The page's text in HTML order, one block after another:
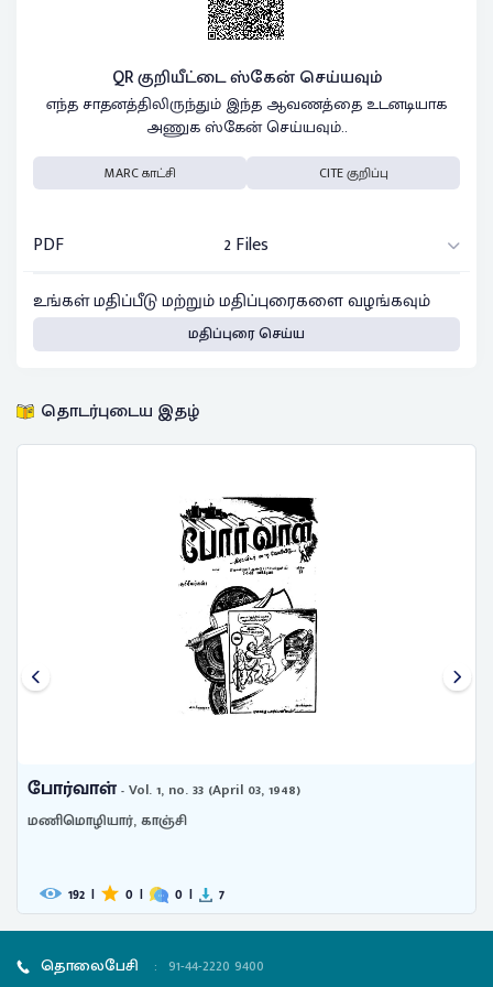
QR குறியீட்டை ஸ்கேன் செய்யவும்
எந்த சாதனத்திலிருந்தும் இந்த ஆவணத்தை உடனடியாக
அணுக ஸ்கேன் செய்யவும்..
MARC காட்சி CITE குறிப்பு
PDF
2 Files
உங்கள் மதிப்பீடு மற்றும் மதிப்புரைகளை வழங்கவும்
மதிப்புரை செய்ய
தொடர்புடைய இதழ்
போர்வாள்- Vol. 1, no. 33 (April 03, 1948)
மணிமொழியார், காஞ்சி
192 | 0 | 0 | 7
தொலைபேசி : 91-44-2220 9400